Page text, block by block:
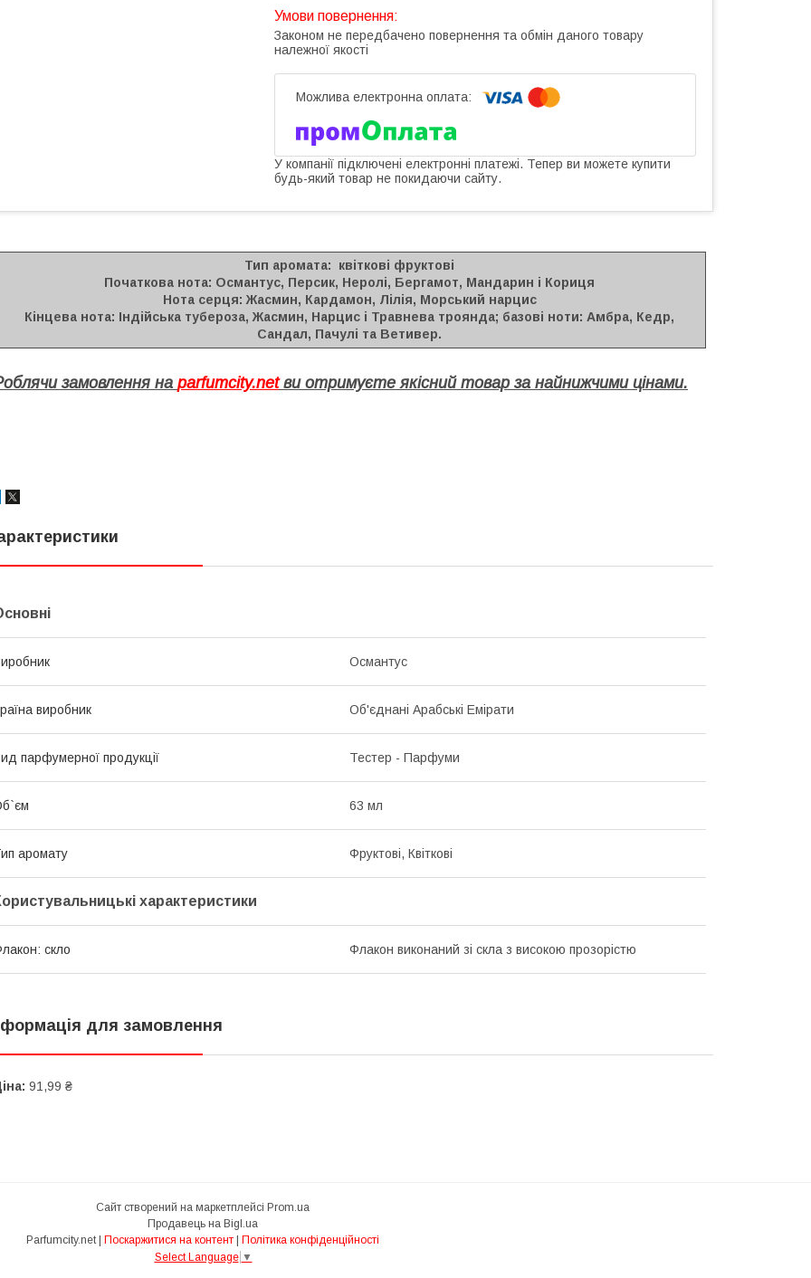
Законом не передбачено повернення та обмін даного товару
належної якості
У компанії підключені електронні платежі. Тепер ви можете купити
будь-який товар не покидаючи сайту.
Тип аромата:
квіткові фруктові
Початкова нота: Османтус, Персик, Неролі, Бергамот, Мандарин і Кориця
Нота серця: Жасмин, Кардамон, Лілія, Морський нарцис
Кінцева нота: Індійська тубероза, Жасмин, Нарцис і Травнева троянда; базові ноти: Амбра, Кедр,
Сандал, Пачулі та Ветивер.
замовлення на parfumcity.net ви отримуєте якісний товар за найнижчими цінами.
Османтус
виробник Об'єднані Арабські Емірати
парфумерної продукції Тестер - Парфуми
63 мл
аромату Фруктові, Квіткові
характеристики
скло Флакон виконаний зі скла з високою прозорістю
для замовлення
91,99 ₴
Сайт створений на маркетплейсі Prom.ua
Продавець на Bigl.ua
Поскаржитися на контент
Політика конфіденційності
Select Language ▼